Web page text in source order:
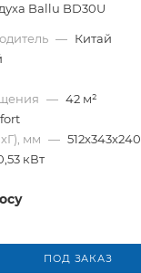
Ballu BD30U
— Китай
— 42 м²
мм — 512х343х240
кВт
ПОД ЗАКАЗ